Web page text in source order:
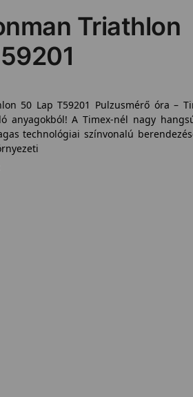
Triathlon
50 Lap T59201 Pulzusmérő óra –
anyagokból! A Timex-nél nagy
technológiai színvonalú